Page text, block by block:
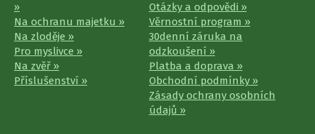
»
Na ochranu majetku »
Na zloděje »
Pro myslivce »
Na zvěř »
Příslušenství »
Otázky a odpovědi »
Věrnostní program »
30denní záruka na
odzkoušení »
Platba a doprava »
Obchodní podmínky »
Zásady ochrany osobních
údajů »